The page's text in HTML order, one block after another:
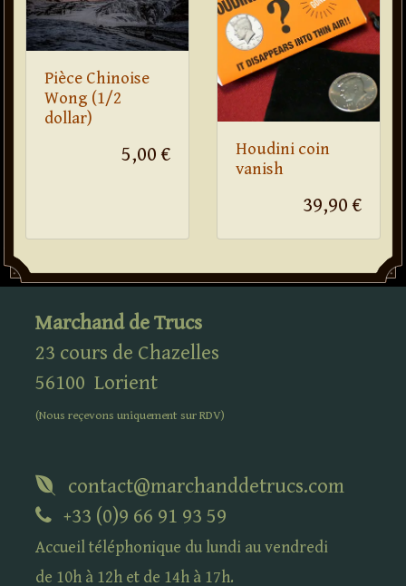
Pièce Chinoise
Wong (1/2
dollar)
5,00 €
Houdini coin
vanish
39,90 €
Marchand de Trucs
23 cours de Chazelles
56100 Lorient
(Nous reçevons uniquement surRDV)
contact@marchanddetrucs.com
+33 (0)9 66 91 93 59
Accueil téléphonique du lundi au vendredi
de 10h à 12h et de 14h à 17h.